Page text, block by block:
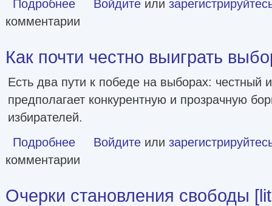
Подробнее
Войдите или
комментарии
Как почти честно выиграть
Есть два пути к победе на выборах: честный
предполагает конкурентную и прозрачную
избирателей.
Подробнее о Как почти честно выиграть выборы [litres]
Войдите или
комментарии
Очерки становления свободы